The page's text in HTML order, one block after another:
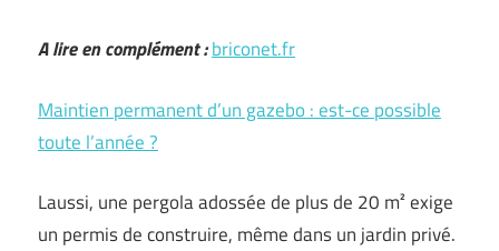
A lire en complément :briconet.fr
Maintien permanent d’un gazebo : est-ce possible
toute l’année ?
Laussi, une pergola adossée de plus de 20 m² exige
un permis de construire, même dans un jardin privé.